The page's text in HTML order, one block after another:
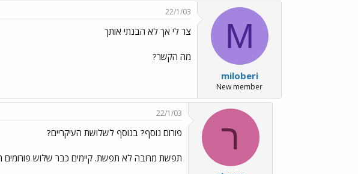
M
miloberi
New member
22/1/03
צר לי אך לא הבנתי אותך
מה הקשר?
ר
22/1/03
פורום נוסף? בנוסף לשלושת העיקריים?
תפשת מרובה לא תפשת. קיימים כבר שלוש פורומים